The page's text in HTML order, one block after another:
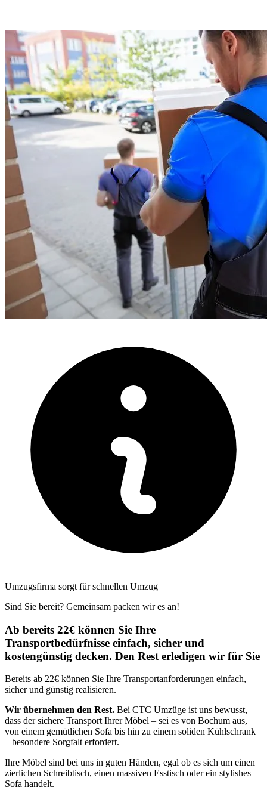
Umzugsfirma sorgt für schnellen Umzug
Sind Sie bereit? Gemeinsam packen wir es an!
Ab bereits 22€ können Sie Ihre
Transportbedürfnisse einfach, sicher und
kostengünstig decken. Den Rest erledigen wir für Sie
Bereits ab 22€ können Sie Ihre Transportanforderungen einfach,
sicher und günstig realisieren.
Wir übernehmen den Rest. Bei CTC Umzüge ist uns bewusst,
dass der sichere Transport Ihrer Möbel – sei es von Bochum aus,
von einem gemütlichen Sofa bis hin zu einem soliden Kühlschrank
– besondere Sorgfalt erfordert.
Ihre Möbel sind bei uns in guten Händen, egal ob es sich um einen
zierlichen Schreibtisch, einen massiven Esstisch oder ein stylishes
Sofa handelt.